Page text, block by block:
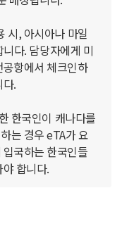
시, 아시아나 마일
다. 담당자에게 미
항에서 체크인하
.
한국인이 캐나다를
는 경우 eTA가 요
국하는 한국인들
합니다.